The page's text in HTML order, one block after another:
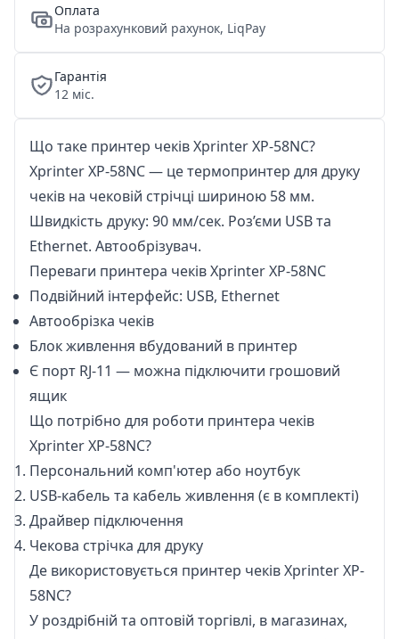
Оплата
На розрахунковий рахунок, LiqPay
Гарантія
12 міс.
Що таке принтер чеків Xprinter XP-58NC?
Xprinter XP-58NC — це термопринтер для друку
чеків на чековій стрічці шириною 58 мм.
Швидкість друку: 90 мм/сек. Роз’єми USB та
Ethernet. Автообрізувач.
Переваги принтера чеків Xprinter XP-58NC
Подвійний інтерфейс: USB, Ethernet
Автообрізка чеків
Блок живлення вбудований в принтер
Є порт RJ-11 — можна підключити грошовий
ящик
Що потрібно для роботи принтера чеків
Xprinter XP-58NC?
Персональний комп'ютер або ноутбук
USB-кабель та кабель живлення (є в комплекті)
Драйвер підключення
Чекова стрічка для друку
Де використовується принтер чеків Xprinter XP-
58NC?
У роздрібній та оптовій торгівлі, в магазинах,